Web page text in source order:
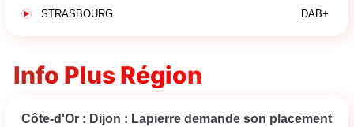
STRASBOURG DAB+
Info Plus Région
Côte-d'Or : Dijon : Lapierre demande son placement